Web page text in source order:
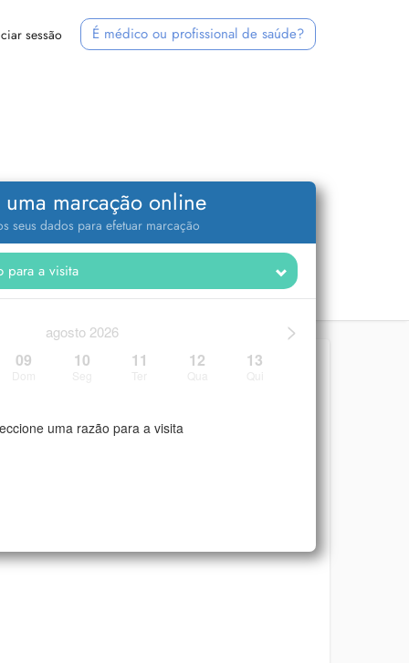
sessão É médico ou profissional de saúde?
uma marcação online
seus dados para efetuar marcação
>
agosto 2026
09 10 11 12 13
uma razão para a visita